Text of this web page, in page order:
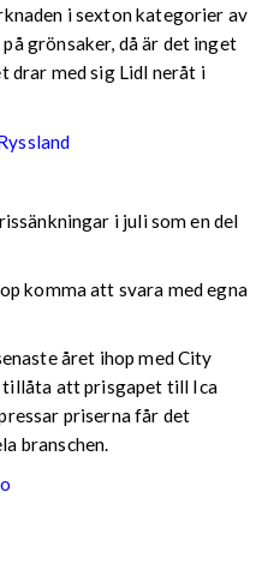
i sexton kategorier av
grönsaker, då är det inget
drar med sig Lidl neråt i
i juli som en del
komma att svara med egna
året ihop med City
tillåta att prisgapet till Ica
priserna får det
branschen.